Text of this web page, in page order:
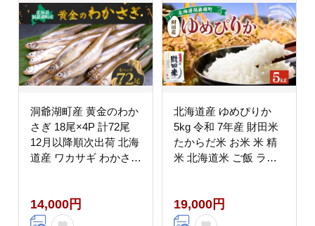
洞爺湖町産 黄金のわか
さぎ 18尾×4P 計72尾
12月以降順次出荷 北海
道産 ワカサギ わかさぎ
料理 天ぷら フライ と
うやマルシェ 北海道 洞
14,000円
北海道産 ゆめぴりか
5kg 令和 7年産 財田米
たからだ米 お米 米 精
米 北海道米 ご飯 ライ
産地直送 宮内農園 送料
無料 北海道 洞爺湖町
19,000円